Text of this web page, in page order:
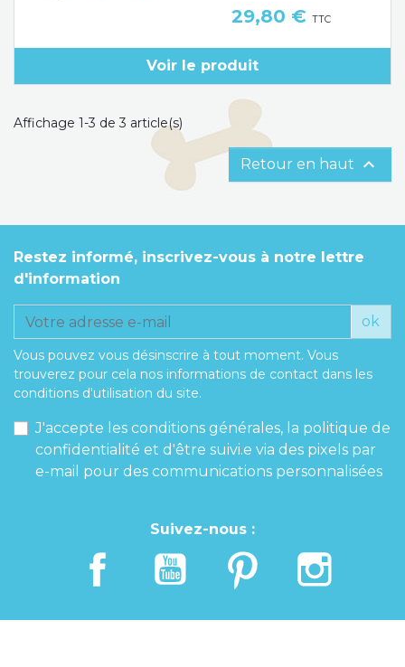
Prix
29,80 € TTC
Voir le produit
Affichage 1-3 de 3 article(s)
Retour en haut 
Restez informé, inscrivez-vous à notre lettre
d'information
ok
Vous pouvez vous désinscrire à tout moment. Vous
trouverez pour cela nos informations de contact dans les
conditions d'utilisation du site.
J'accepte les conditions générales, la politique de
confidentialité et d'être suivi.e via des pixels par
e-mail pour des communications personnalisées
Suivez-nous :